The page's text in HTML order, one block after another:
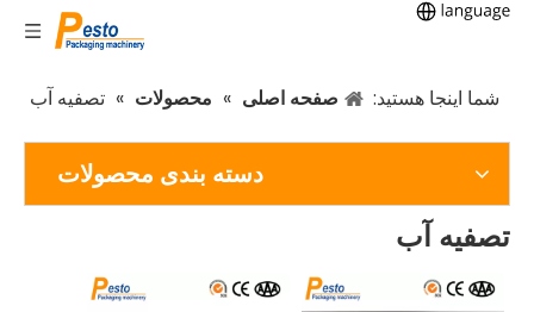
شما اینجا هستید: صفحه اصلی » محصولات » تصفیه آب
دسته بندی محصولات
تصفیه آب